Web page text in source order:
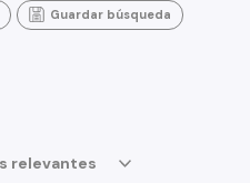
Guardar búsqueda
relevantes